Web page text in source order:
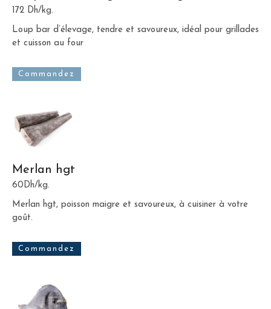
172 Dh/kg.
Loup bar d’élevage, tendre et savoureux, idéal pour grillades
et cuisson au four
Commandez
Merlan hgt
60Dh/kg.
Merlan hgt, poisson maigre et savoureux, à cuisiner à votre
goût.
Commandez